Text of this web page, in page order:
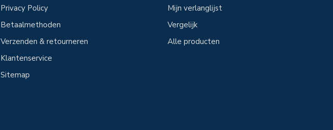
Privacy Policy
Betaalmethoden
Verzenden & retourneren
Klantenservice
Sitemap
Mijn verlanglijst
Vergelijk
Alle producten